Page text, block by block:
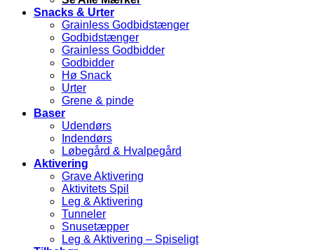
Snacks & Urter
Grainless Godbidstænger
Godbidstænger
Grainless Godbidder
Godbidder
Hø Snack
Urter
Grene & pinde
Baser
Udendørs
Indendørs
Løbegård & Hvalpegård
Aktivering
Grave Aktivering
Aktivitets Spil
Leg & Aktivering
Tunneler
Snusetæpper
Leg & Aktivering – Spiseligt